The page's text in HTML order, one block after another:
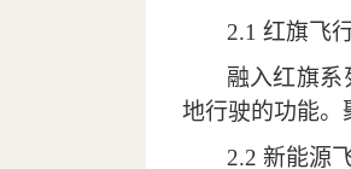
2.1 红旗飞
融入红旗
地行驶的功能。
2.2 新能源